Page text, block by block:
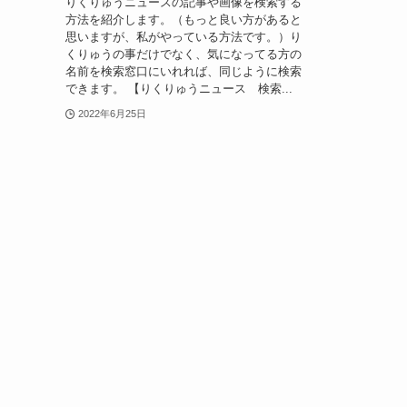
方法を紹介します。（もっと良い方があると
思いますが、私がやっている方法です。）り
くりゅうの事だけでなく、気になってる方の
名前を検索窓口にいれれば、同じように検索
できます。 【りくりゅうニュース 検索...
2022年6月25日